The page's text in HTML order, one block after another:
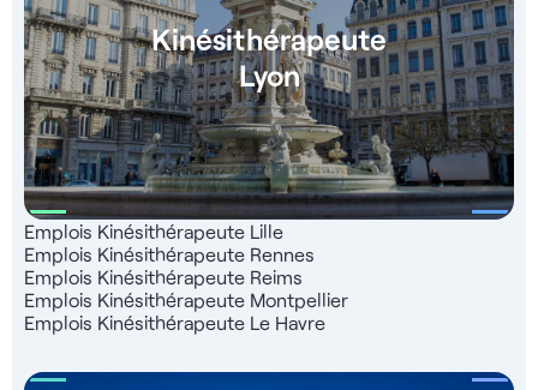
Kinésithérapeute
Lyon
Emplois Kinésithérapeute Lille
Emplois Kinésithérapeute Rennes
Emplois Kinésithérapeute Reims
Emplois Kinésithérapeute Montpellier
Emplois Kinésithérapeute Le Havre